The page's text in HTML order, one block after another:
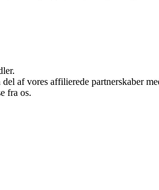
af vores affilierede partnerskaber
fra os.